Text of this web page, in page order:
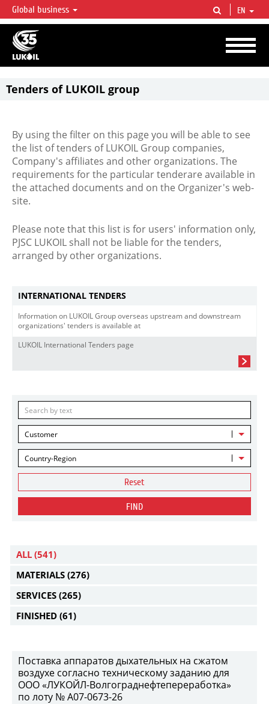
LUKOIL OVERVIEW
LUKOIL is one of the largest oil & gas vertical integrated companies in the world
accounting for over 2% of crude production and circa 1% of proved hydrocarbon
reserves globally.
Global business EN
Tenders of LUKOIL group
By using the filter on this page you will be able to see
the list of tenders of LUKOIL Group companies,
Company's affiliates and other organizations. The
requirements for the particular tenderare available in
the attached documents and on the Organizer's web-
site.
Please note that this list is for users' information only,
PJSC LUKOIL shall not be liable for the tenders,
arranged by other organizations.
INTERNATIONAL TENDERS
Information on LUKOIL Group overseas upstream and downstream
organizations' tenders is available at
LUKOIL International Tenders page
Customer
Country-Region
Reset
FIND
ALL (541)
MATERIALS (276)
SERVICES (265)
FINISHED (61)
Поставка аппаратов дыхательных на сжатом
воздухе согласно техническому заданию для
ООО «ЛУКОЙЛ-Волгограднефтепереработка»
по лоту № A07-0673-26